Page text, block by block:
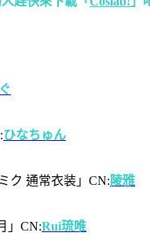
ひなちゅん
ク 通常衣装」CN: 陵雅
」CN:Rui琉唯